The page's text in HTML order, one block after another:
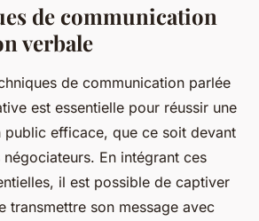
de communication
verbale
de communication parlée
est essentielle pour réussir une
public efficace, que ce soit devant
En intégrant ces
il est possible de captiver
transmettre son message avec